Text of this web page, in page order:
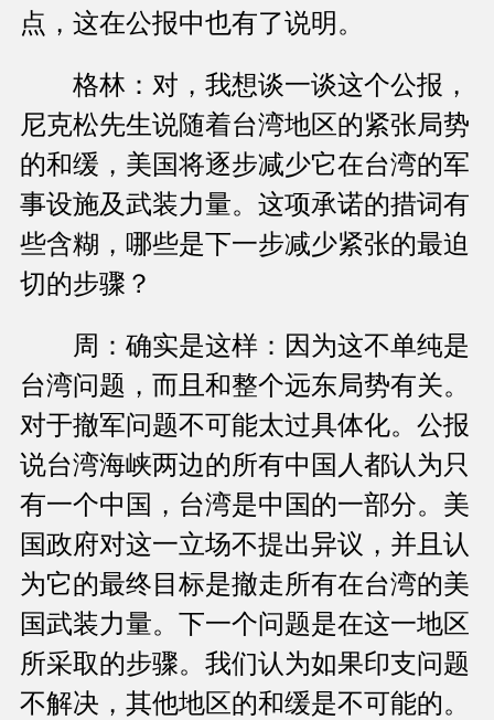
点，这在公报中也有了说明。
格林：对，我想谈一谈这个公报，
尼克松先生说随着台湾地区的紧张局势
的和缓，美国将逐步减少它在台湾的军
事设施及武装力量。这项承诺的措词有
些含糊，哪些是下一步减少紧张的最迫
切的步骤？
周：确实是这样：因为这不单纯是
台湾问题，而且和整个远东局势有关。
对于撤军问题不可能太过具体化。公报
说台湾海峡两边的所有中国人都认为只
有一个中国，台湾是中国的一部分。美
国政府对这一立场不提出异议，并且认
为它的最终目标是撤走所有在台湾的美
国武装力量。下一个问题是在这一地区
所采取的步骤。我们认为如果印支问题
不解决，其他地区的和缓是不可能的。